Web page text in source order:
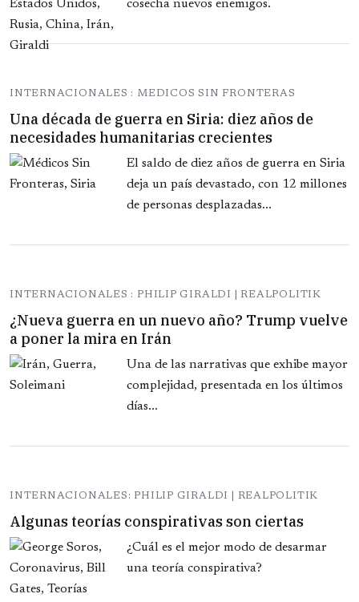
cosecha nuevos enemigos.
INTERNACIONALES : MEDICOS SIN FRONTERAS
Una década de guerra en Siria: diez años de
necesidades humanitarias crecientes
El saldo de diez años de guerra en Siria
deja un país devastado, con 12 millones
de personas desplazadas...
INTERNACIONALES : PHILIP GIRALDI | REALPOLITIK
¿Nueva guerra en un nuevo año? Trump vuelve
a poner la mira en Irán
Una de las narrativas que exhibe mayor
complejidad, presentada en los últimos
días...
INTERNACIONALES: PHILIP GIRALDI | REALPOLITIK
Algunas teorías conspirativas son ciertas
¿Cuál es el mejor modo de desarmar
una teoría conspirativa?